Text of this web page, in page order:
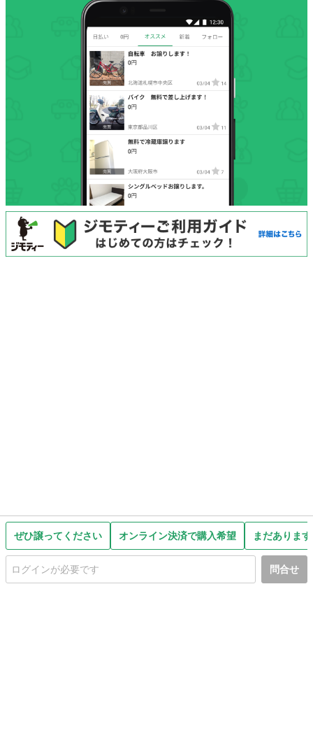
ぜひ譲ってください オンライン決済で購入希望 まだありま
問合せ